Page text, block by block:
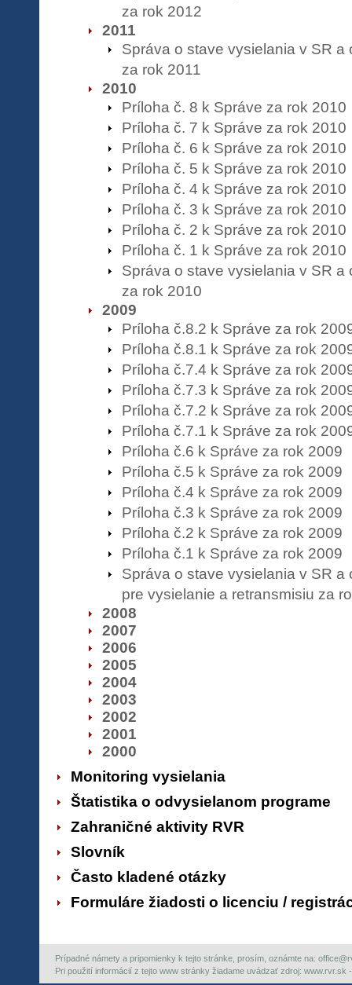
za rok 2012
2011
Správa o stave vysielania v SR a
za rok 2011
2010
Príloha č. 8 k Správe za rok 2010
Príloha č. 7 k Správe za rok 2010
Príloha č. 6 k Správe za rok 2010
Príloha č. 5 k Správe za rok 2010
Príloha č. 4 k Správe za rok 2010
Príloha č. 3 k Správe za rok 2010
Príloha č. 2 k Správe za rok 2010
Príloha č. 1 k Správe za rok 2010
Správa o stave vysielania v SR a
za rok 2010
2009
Príloha č.8.2 k Správe za rok
Príloha č.8.1 k Správe za rok
Príloha č.7.4 k Správe za rok
Príloha č.7.3 k Správe za rok
Príloha č.7.2 k Správe za rok
Príloha č.7.1 k Správe za rok
Príloha č.6 k Správe za rok 2009
Príloha č.5 k Správe za rok 2009
Príloha č.4 k Správe za rok 2009
Príloha č.3 k Správe za rok 2009
Príloha č.2 k Správe za rok 2009
Príloha č.1 k Správe za rok 2009
Správa o stave vysielania v SR a
pre vysielanie a retransmisiu za
2008
2007
2006
2005
2004
2003
2002
2001
2000
Monitoring vysielania
Štatistika o odvysielanom programe
Zahraničné aktivity RVR
Slovník
Často kladené otázky
Formuláre žiadosti o licenciu /
Prípadné námety a pripomienky k tejto stránke, prosím, oznámte na:
Pri použití informácií z tejto www stránky žiadame uvádzať zdroj: www.rvr.sk